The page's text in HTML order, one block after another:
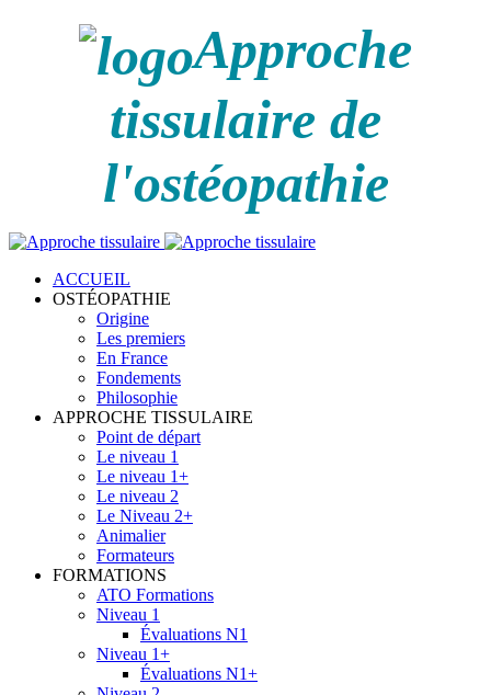
Approche
tissulaire de
l'ostéopathie
ACCUEIL
OSTÉOPATHIE
Origine
Les premiers
En France
Fondements
Philosophie
APPROCHE TISSULAIRE
Point de départ
Le niveau 1
Le niveau 1+
Le niveau 2
Le Niveau 2+
Animalier
Formateurs
FORMATIONS
ATO Formations
Niveau 1
Évaluations N1
Niveau 1+
Évaluations N1+